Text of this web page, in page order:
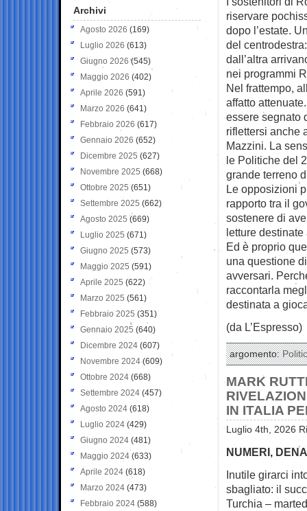
riservare
dopo l’estate.
del
dall’altra
nei programmi
Nel frattempo,
affatto
essere segnato
riflettersi anche
Mazzini. La
le Politiche del
grande terreno
Le opposizioni
rapporto tra il
sostenere di
letture
Ed è proprio
una questione
avversari.
raccontarla
destinata a
(da L’Espresso)
argomento:
MARK
IN ITALIA
Luglio 4th, 2026
NUMERI,
Inutile girarci
sbagliato: il
Turchia –
Archivi
Agosto 2026 (169)
Luglio 2026 (613)
Giugno 2026 (545)
Maggio 2026 (402)
Aprile 2026 (591)
Marzo 2026 (641)
Febbraio 2026 (617)
Gennaio 2026 (652)
Dicembre 2025 (627)
Novembre 2025 (668)
Ottobre 2025 (651)
Settembre 2025 (662)
Agosto 2025 (669)
Luglio 2025 (671)
Giugno 2025 (573)
Maggio 2025 (591)
Aprile 2025 (622)
Marzo 2025 (561)
Febbraio 2025 (351)
Gennaio 2025 (640)
Dicembre 2024 (607)
Novembre 2024(609)
Ottobre 2024 (668)
Settembre 2024 (457)
Agosto 2024 (618)
Luglio 2024 (429)
Giugno 2024 (481)
Maggio 2024 (633)
Aprile 2024 (618)
Marzo 2024 (473)
Febbraio 2024 (588)